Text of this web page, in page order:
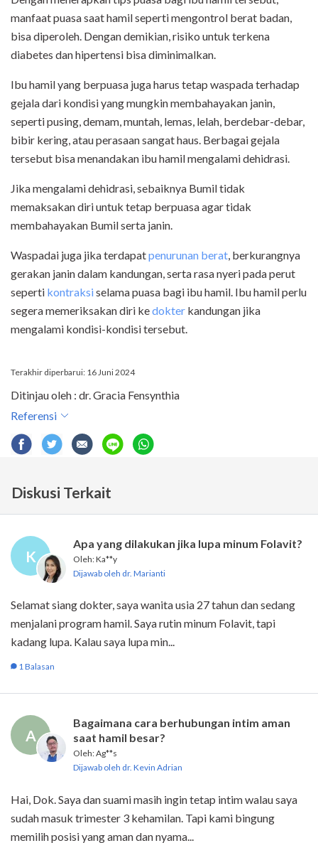
manfaat puasa saat hamil seperti mengontrol berat badan,
bisa diperoleh. Dengan demikian, risiko untuk terkena
diabetes dan hipertensi bisa diminimalkan.
Ibu hamil yang berpuasa juga harus tetap waspada terhadap
gejala dari kondisi yang mungkin membahayakan janin,
seperti pusing, demam, muntah, lemas, lelah, berdebar-debar,
bibir kering, atau perasaan sangat haus. Berbagai gejala
tersebut bisa menandakan ibu hamil mengalami dehidrasi.
Jika mengalami dehidrasi, sebaiknya Bumil tidak
memaksakan diri untuk tetap berpuasa agar tidak
membahayakan Bumil serta janin.
Waspadai juga jika terdapatpenurunan berat , berkurangnya
gerakan janin dalam kandungan, serta rasa nyeri pada perut
seperti kontraksiselama puasa bagi ibu hamil. Ibu hamil perlu
segera memeriksakan diri kedokter kandungan jika
mengalami kondisi-kondisi tersebut.
Terakhir diperbarui: 16 Juni 2024